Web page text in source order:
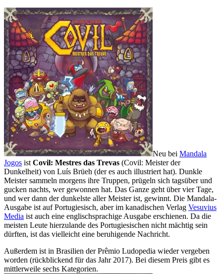
Neu bei Mandala
Jogos ist Covil: Mestres das Trevas (Covil: Meister der
Dunkelheit) von Luís Brüeh (der es auch illustriert hat). Dunkle
Meister sammeln morgens ihre Truppen, prügeln sich tagsüber und
gucken nachts, wer gewonnen hat. Das Ganze geht über vier Tage,
und wer dann der dunkelste aller Meister ist, gewinnt. Die Mandala-
Ausgabe ist auf Portugiesisch, aber im kanadischen Verlag Vesuvius
Media ist auch eine englischsprachige Ausgabe erschienen. Da die
meisten Leute hierzulande des Portugiesischen nicht mächtig sein
dürften, ist das vielleicht eine beruhigende Nachricht.
Außerdem ist in Brasilien der Prêmio Ludopedia wieder vergeben
worden (rückblickend für das Jahr 2017). Bei diesem Preis gibt es
mittlerweile sechs Kategorien.